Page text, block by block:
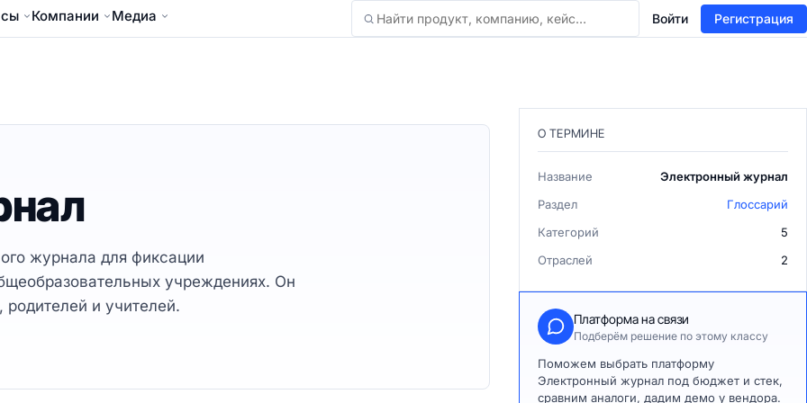
Компании Медиа
Найти Войти Регистрация
журнала для фиксации
учреждениях. Он
и учителей.
О ТЕРМИНЕ
Название
Электронный журнал
Раздел
Глоссарий
Категорий
5
Отраслей
2
Платформа на связи
Подберём решение по этому классу
Поможем выбрать платформу
Электронный журнал под бюджет и стек,
сравним аналоги, дадим демо у вендора.